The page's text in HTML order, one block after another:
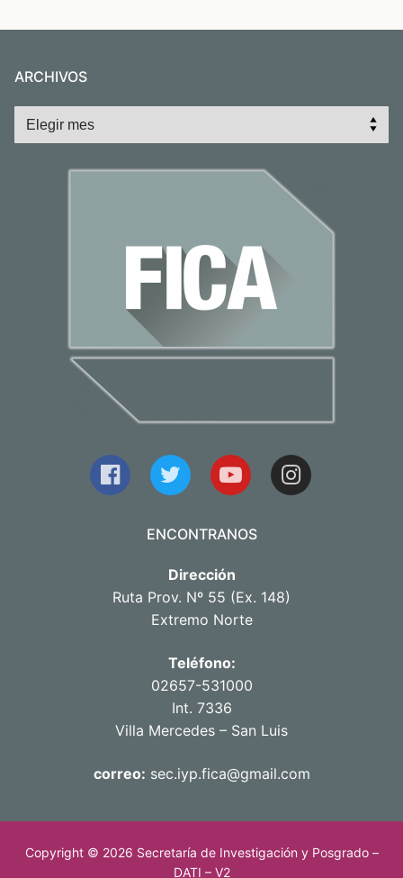
ARCHIVOS
Archivos
ENCONTRANOS
Dirección
Ruta Prov. Nº 55 (Ex. 148)
Extremo Norte
Teléfono:
02657-531000
Int. 7336
Villa Mercedes – San Luis
correo: sec.iyp.fica@gmail.com
Copyright © 2026 Secretaría de Investigación y Posgrado –
DATI – V2